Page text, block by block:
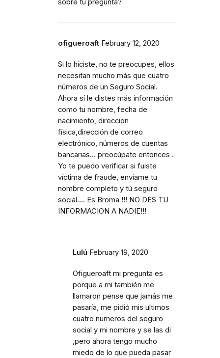
sobre tu pregunta?
ofigueroaft February 12, 2020
Si lo hiciste, no te preocupes, ellos
necesitan mucho más que cuatro
números de un Seguro Social.
Ahora sí le distes más información
como tu nombre, fecha de
nacimiento, direccion
física,dirección de correo
electrónico, números de cuentas
bancarias... preocúpate entonces .
Yo te puedo verificar si fuiste
víctima de fraude, envíame tu
nombre completo y tú seguro
social.... Es Broma !!! NO DES TU
INFORMACION A NADIE!!!
Lulú February 19, 2020
Ofigueroaft mi pregunta es
porque a mi también me
llamaron pense que jamás me
pasaría, me pidió mis ultimos
cuatro numeros del seguro
social y mi nombre y se las di
,pero ahora tengo mucho
miedo de lo que pueda pasar